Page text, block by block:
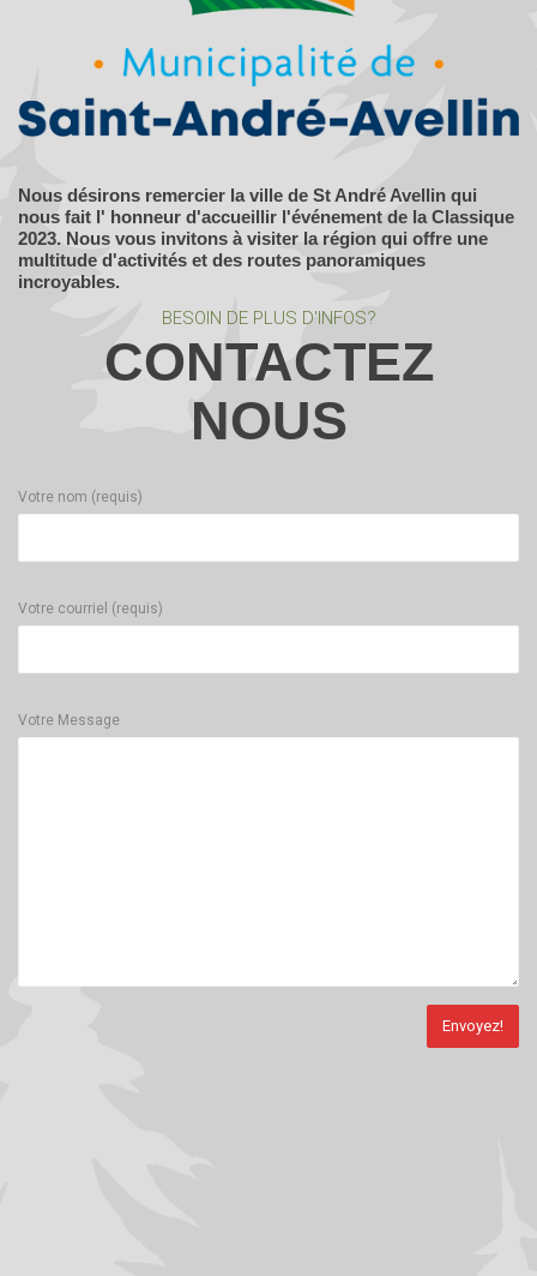
Nous désirons remercier la ville de St André Avellin qui
nous fait l' honneur d'accueillir l'événement de la Classique
2023. Nous vous invitons à visiter la région qui offre une
multitude d'activités et des routes panoramiques
incroyables.
BESOIN DE PLUS D'INFOS?
CONTACTEZ
NOUS
Votre nom (requis)
Votre courriel (requis)
Votre Message